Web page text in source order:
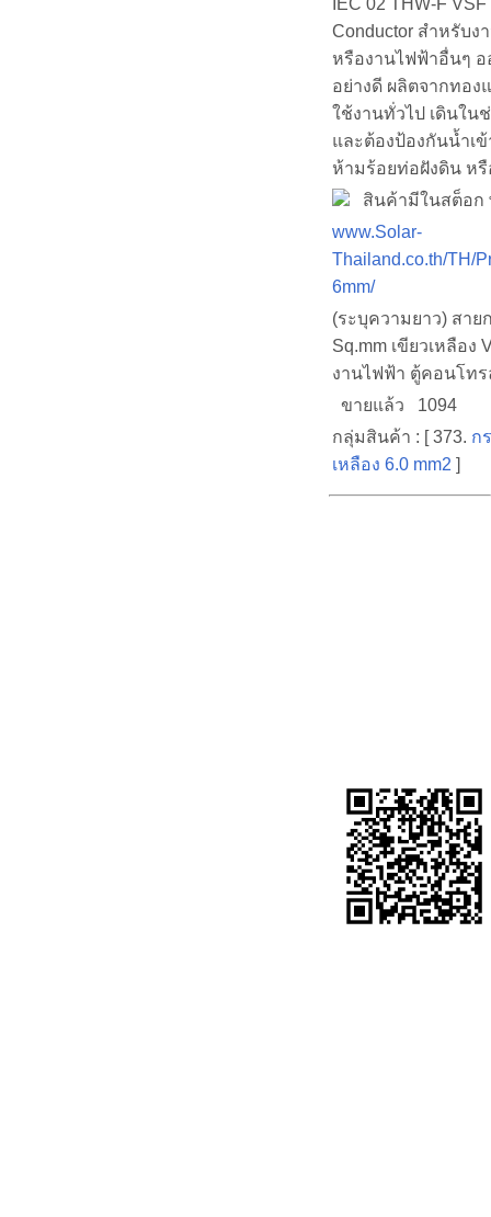
IEC 02 THW-F
Conductor สำหรับง
หรืองานไฟฟ้าอื่นๆ
อย่างดี ผลิตจากทอง
ใช้งานทั่วไป เดินใน
และต้องป้องกันน้ำเ
ห้ามร้อยท่อฝังดิน หรื
สินค้ามีในสต็อก
www.Solar-
Thailand.co.th/TH/
6mm/
(ระบุความยาว) สาย
Sq.mm เขียวเหลือง
งานไฟฟ้า ตู้คอนโทร
ขายแล้ว 1094
กลุ่มสินค้า : [ 373. ก
เหลือง 6.0 mm2 ]